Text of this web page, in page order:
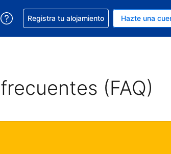
Tu moneda actual es Dólar de EEUU
idioma que prefieres. Tu idioma actual es
Obtener ayuda con la reserva
Registra tu alojamiento Hazte una
(FAQ)